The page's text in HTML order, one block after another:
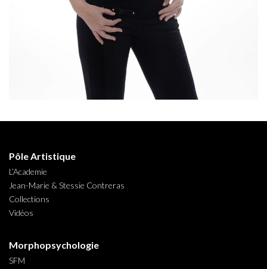
Pôle Artistique
L’Academie
Jean-Marie & Stessie Contreras
Collections
Vidéos
Morphopsychologie
SFM